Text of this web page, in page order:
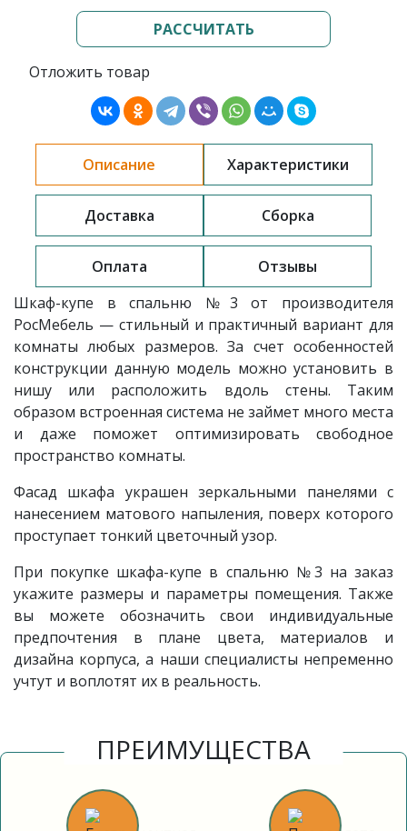
РАССЧИТАТЬ
Отложить товар
Описание Характеристики
Доставка Сборка
Оплата
Отзывы
Шкаф-купе в спальню №3 от производителя
РосМебель — стильный и практичный вариант для
комнаты любых размеров. За счет особенностей
конструкции данную модель можно установить в
нишу или расположить вдоль стены. Таким
образом встроенная система не займет много места
и даже поможет оптимизировать свободное
пространство комнаты.
Фасад шкафа украшен зеркальными панелями с
нанесением матового напыления, поверх которого
проступает тонкий цветочный узор.
При покупке шкафа-купе в спальню №3 на заказ
укажите размеры и параметры помещения. Также
вы можете обозначить свои индивидуальные
предпочтения в плане цвета, материалов и
дизайна корпуса, а наши специалисты непременно
учтут и воплотят их в реальность.
ПРЕИМУЩЕСТВА